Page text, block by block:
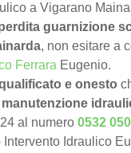
a Vigarano
guarnizione
, non esitare a
Ferrara Eugenio.
e onesto
al numero 0532
Idraulico